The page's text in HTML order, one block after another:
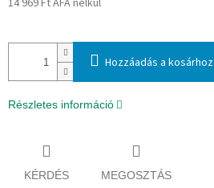
14 969 Ft ÁFA nélkül
Hozzáadás a kosárhoz
Részletes információ
KÉRDÉS MEGOSZTÁS